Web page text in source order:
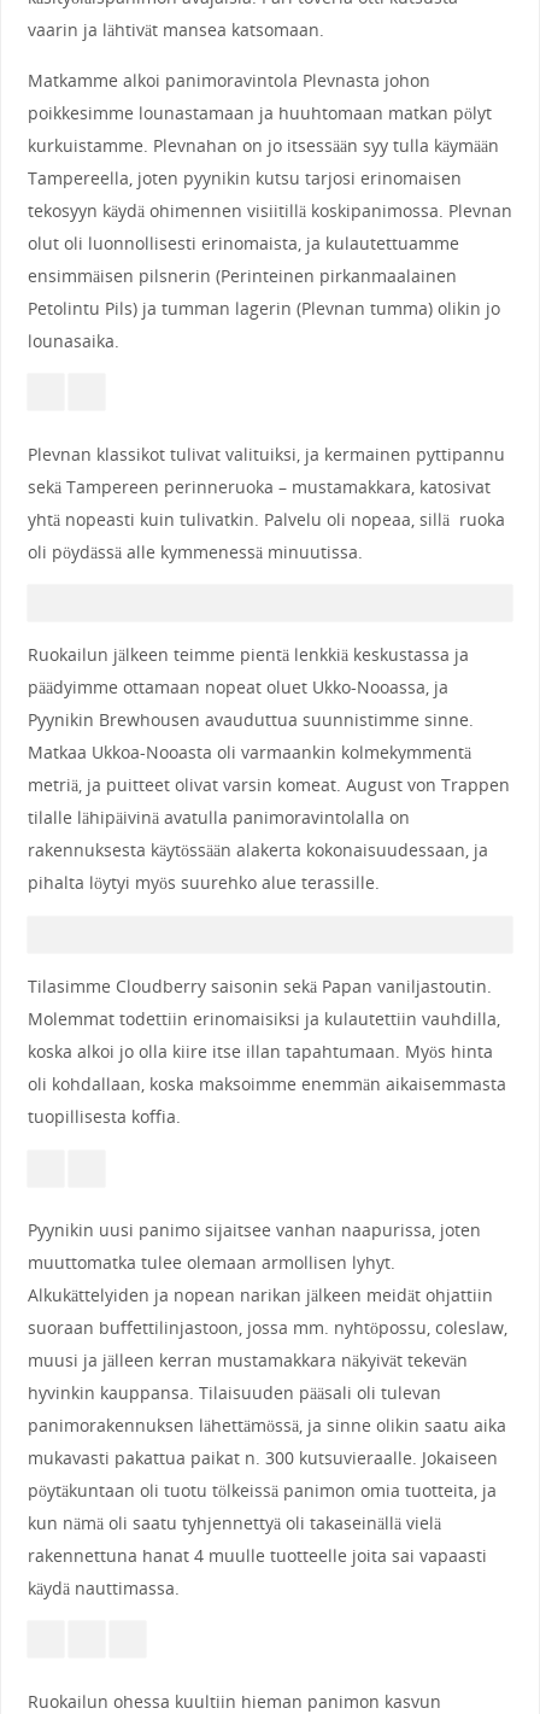
vaarin ja lähtivät mansea katsomaan.
Matkamme alkoi panimoravintola Plevnasta johon
poikkesimme lounastamaan ja huuhtomaan matkan pölyt
kurkuistamme. Plevnahan on jo itsessään syy tulla käymään
Tampereella, joten pyynikin kutsu tarjosi erinomaisen
tekosyyn käydä ohimennen visiitillä koskipanimossa. Plevnan
olut oli luonnollisesti erinomaista, ja kulautettuamme
ensimmäisen pilsnerin (Perinteinen pirkanmaalainen
Petolintu Pils) ja tumman lagerin (Plevnan tumma) olikin jo
lounasaika.
Plevnan klassikot tulivat valituiksi, ja kermainen pyttipannu
sekä Tampereen perinneruoka – mustamakkara, katosivat
yhtä nopeasti kuin tulivatkin. Palvelu oli nopeaa, sillä ruoka
oli pöydässä alle kymmenessä minuutissa.
Ruokailun jälkeen teimme pientä lenkkiä keskustassa ja
päädyimme ottamaan nopeat oluet Ukko-Nooassa, ja
Pyynikin Brewhousen avauduttua suunnistimme sinne.
Matkaa Ukkoa-Nooasta oli varmaankin kolmekymmentä
metriä, ja puitteet olivat varsin komeat. August von Trappen
tilalle lähipäivinä avatulla panimoravintolalla on
rakennuksesta käytössään alakerta kokonaisuudessaan, ja
pihalta löytyi myös suurehko alue terassille.
Tilasimme Cloudberry saisonin sekä Papan vaniljastoutin.
Molemmat todettiin erinomaisiksi ja kulautettiin vauhdilla,
koska alkoi jo olla kiire itse illan tapahtumaan. Myös hinta
oli kohdallaan, koska maksoimme enemmän aikaisemmasta
tuopillisesta koffia.
Pyynikin uusi panimo sijaitsee vanhan naapurissa, joten
muuttomatka tulee olemaan armollisen lyhyt.
Alkukättelyiden ja nopean narikan jälkeen meidät ohjattiin
suoraan buffettilinjastoon, jossa mm. nyhtöpossu, coleslaw,
muusi ja jälleen kerran mustamakkara näkyivät tekevän
hyvinkin kauppansa. Tilaisuuden pääsali oli tulevan
panimorakennuksen lähettämössä, ja sinne olikin saatu aika
mukavasti pakattua paikat n. 300 kutsuvieraalle. Jokaiseen
pöytäkuntaan oli tuotu tölkeissä panimon omia tuotteita, ja
kun nämä oli saatu tyhjennettyä oli takaseinällä vielä
rakennettuna hanat 4 muulle tuotteelle joita sai vapaasti
käydä nauttimassa.
Ruokailun ohessa kuultiin hieman panimon kasvun